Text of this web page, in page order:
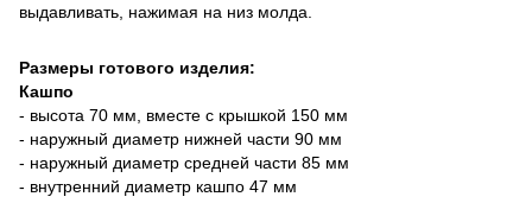
выдавливать, нажимая на низ молда.
Размеры готового изделия:
Кашпо
- высота 70 мм, вместе с крышкой 150 мм
- наружный диаметр нижней части 90 мм
- наружный диаметр средней части 85 мм
- внутренний диаметр кашпо 47 мм